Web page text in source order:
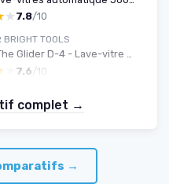
7.8/10
BRIGHT TOOLS
Tyroler The Glider D-4 - Lave-vitre magnétique double vitrage
7.6 /10
complet →
→